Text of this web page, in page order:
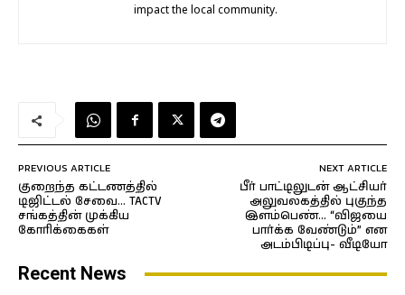
impact the local community.
PREVIOUS ARTICLE
குறைந்த கட்டணத்தில்
டிஜிட்டல் சேவை… TACTV
சங்கத்தின் முக்கிய
கோரிக்கைகள்
NEXT ARTICLE
பீர் பாட்டிலுடன் ஆட்சியர்
அலுவலகத்தில் புகுந்த
இளம்பெண்… “விஜயை
பார்க்க வேண்டும்” என
அடம்பிடிப்பு- வீடியோ
Recent News